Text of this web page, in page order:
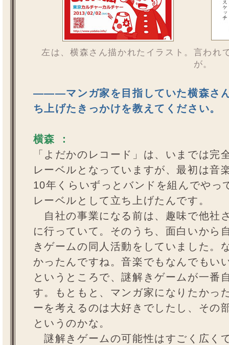
左は、横森さん描かれたイラスト。言われ
が。
―――マンガ家を目指していた横森さ
ち上げたきっかけを教えてください。
横森 ：
「よだかのレコード」は、いまでは完
レーベルとなっていますが、最初は音
10年くらいずっとバンドを組んでやっ
レーベルとして立ち上げたんです。
自社の事業になる前は、趣味で他社
に行っていて。そのうち、面白いから
きゲームの同人活動をしていました。
かったんですね。音楽でもなんでもい
というところで、謎解きゲームが一番
す。もともと、マンガ家になりたかっ
ーを考えるのは大好きでしたし、その
というのかな。
謎解きゲームの可能性はすごく広く